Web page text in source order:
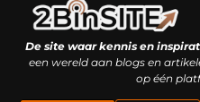
De site waar kennis en
een wereld aan blogs en
op één